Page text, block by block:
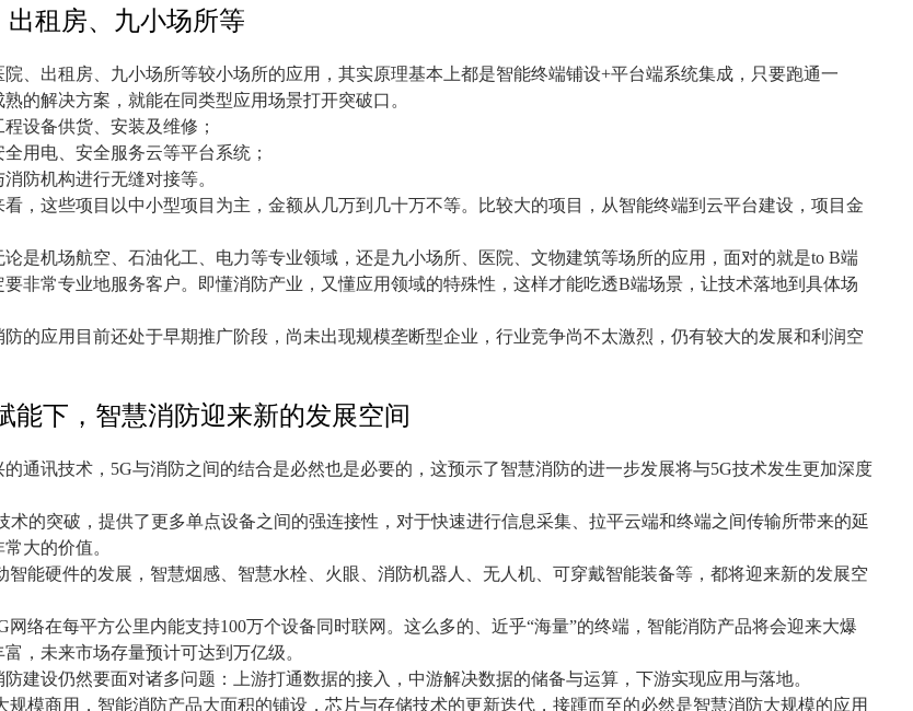
出租房、九小场所等
院、出租房、九小场所等较小场所的应用，其实原理基本上都是智能终端铺设+平台端系统集成，只要跑通一
的解决方案，就能在同类型应用场景打开突破口。
设备供货、安装及维修；
用电、安全服务云等平台系统；
防机构进行无缝对接等。
看，这些项目以中小型项目为主，金额从几万到几十万不等。比较大的项目，从智能终端到云平台建设，项目金
论是机场航空、石油化工、电力等专业领域，还是九小场所、医院、文物建筑等场所的应用，面对的就是to B端
要非常专业地服务客户。即懂消防产业，又懂应用领域的特殊性，这样才能吃透B端场景，让技术落地到具体场
防的应用目前还处于早期推广阶段，尚未出现规模垄断型企业，行业竞争尚不太激烈，仍有较大的发展和利润空
能下，智慧消防迎来新的发展空间
通讯技术， 5G与消防之间的结合是必然也是必要的，这预示了智慧消防的进一步发展将与5G技术发生更加深度
术的突破，提供了更多单点设备之间的强连接性，对于快速进行信息采集、拉平云端和终端之间传输所带来的延
大的价值。
智能硬件的发展，智慧烟感、智慧水栓、火眼、消防机器人、无人机、可穿戴智能装备等，都将迎来新的发展空
网络在每平方公里内能支持100万个设备同时联网。这么多的、近乎“海量”的终端，智能消防产品将会迎来大爆
，未来市场存量预计可达到万亿级。
防建设仍然要面对诸多问题：上游打通数据的接入，中游解决数据的储备与运算，下游实现应用与落地。
规模商用，智能消防产品大面积的铺设，芯片与存储技术的更新迭代，接踵而至的必然是智慧消防大规模的应用